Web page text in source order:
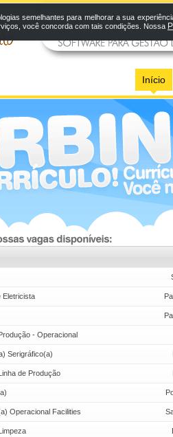
Início
Eletricista
- Operacional
Serigráfico(a)
de Produção
Operacional Facilities
semelhantes para melhorar a sua
você concorda com tais condições. Nossa